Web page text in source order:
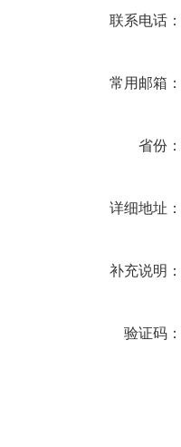
联系电话
常用邮箱
省份
详细地址
补充说明
验证码